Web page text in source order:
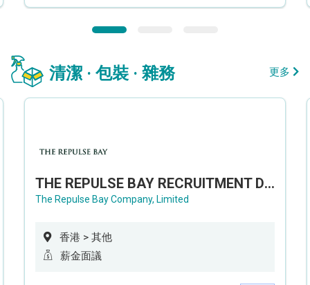
清潔 · 包裝 · 雜務 更多
THE REPULSE BAY RECRUITMENT DAY 淺水灣影灣園人才招聘會
The Repulse Bay Company, Limited
香港 > 其他
薪金面議